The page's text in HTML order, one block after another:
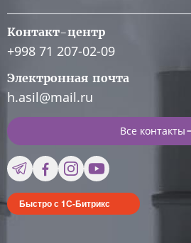
Контакт-центр
+998 71 207-02-09
Электронная почта
h.asil@mail.ru
Все контакты
Быстро с 1С-Битрикс